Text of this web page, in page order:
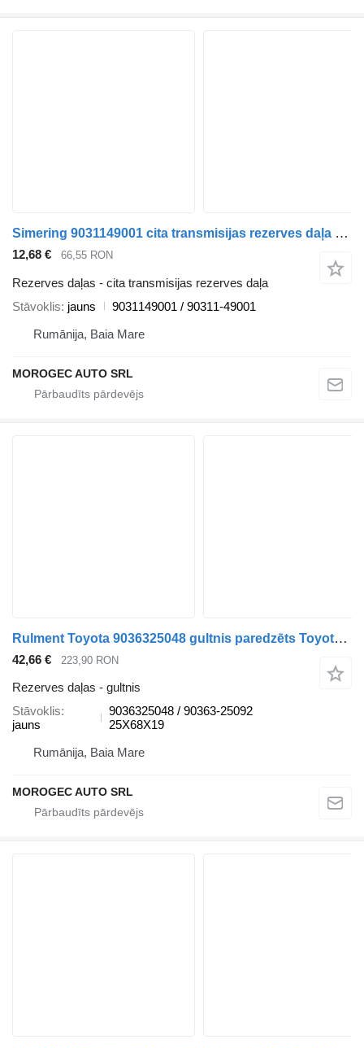
Simering 9031149001 cita transmisijas rezerves daļa paredzēts Toyota automašīnas
12,68 € 66,55 RON
Rezerves daļas - cita transmisijas rezerves daļa
Stāvoklis jauns
9031149001 / 90311-49001
Rumānija, Baia Mare
MOROGEC AUTO SRL
Rulment Toyota 9036325048 gultnis paredzēts Toyota automašīnas
42,66 € 223,90 RON
Rezerves daļas - gultnis
Stāvoklis
jauns
9036325048 / 90363-25092
25X68X19
Rumānija, Baia Mare
MOROGEC AUTO SRL